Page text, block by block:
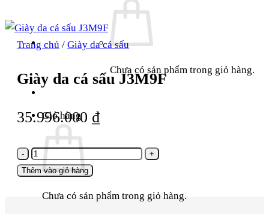
Chưa có sản phẩm trong giỏ hàng.
Giỏ hàng
Chưa có sản phẩm trong giỏ hàng.
Trang chủ / Giày da cá sấu
Giày da cá sấu J3M9F
35.996.000 ₫
Giày
da
Thêm vào giỏ hàng